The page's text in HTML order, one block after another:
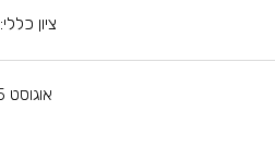
ציון כללי:
אוגוסט 2025